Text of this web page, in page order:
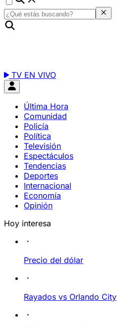
TV EN VIVO
Última Hora
Comunidad
Policía
Política
Televisión
Espectáculos
Tendencias
Deportes
Internacional
Economía
Opinión
Hoy interesa
Precio del dólar
Rayados vs Orlando City